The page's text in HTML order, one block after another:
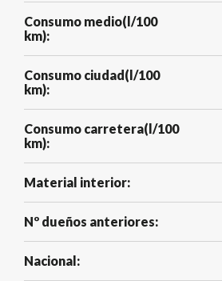
Consumo medio(l/100
km):
Consumo ciudad(l/100
km):
Consumo carretera(l/100
km):
Material interior:
Nº dueños anteriores:
Nacional: